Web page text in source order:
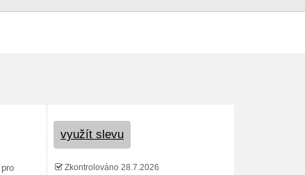
využít slevu
Zkontrolováno 28.7.2026